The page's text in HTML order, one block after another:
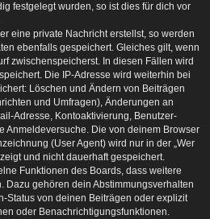
festgelegt wurden, so ist dies für dich vor
eine private Nachricht erstellst, so werden
ebenfalls gespeichert. Gleiches gilt, wenn
zwischenspeicherst. In diesen Fällen wird
Die IP-Adresse wird weiterhin bei
Löschen und Ändern von Beiträgen
und Umfragen), Änderungen an
Adresse, Kontoaktivierung, Benutzer-
Anmeldeversuche. Die von deinem Browser
(User Agent) wird nur in der „Wer
und nicht dauerhaft gespeichert.
Funktionen des Boards, dass weitere
Dazu gehören dein Abstimmungsverhalten
Status von deinen Beiträgen oder explizit
oder Benachrichtigungsfunktionen.